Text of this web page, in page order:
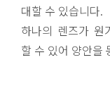
대할 수 있습니다.
하나의 렌즈가 원
할 수 있어 양안을